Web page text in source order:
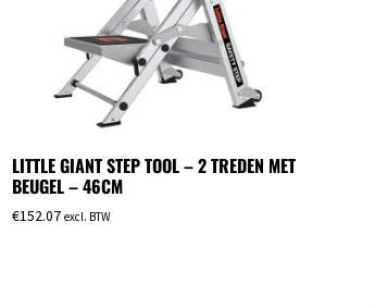
LITTLE GIANT STEP TOOL – 2 TREDEN MET
BEUGEL – 46CM
€152.07 excl. BTW